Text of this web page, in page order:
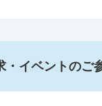
・イベントのご